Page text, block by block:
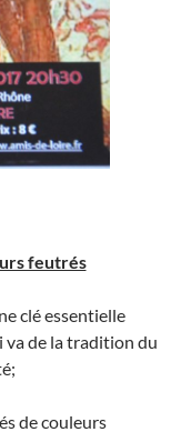
feutrés
clé essentielle
va de la tradition du
de couleurs